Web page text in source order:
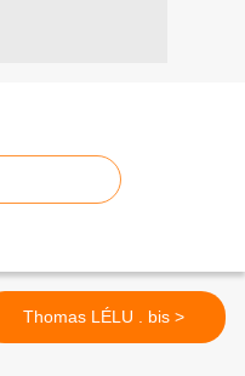
Thomas LÉLU . bis >